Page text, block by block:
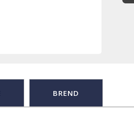
BREND